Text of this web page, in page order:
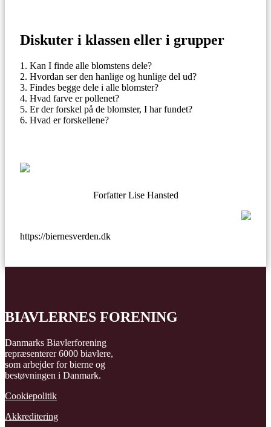
Diskuter i klassen eller i grupper
Kan I finde alle blomstens dele?
Hvordan ser den hanlige og hunlige del ud?
Findes begge dele i alle blomster?
Hvad farve er pollenet?
Er der forskel på de blomster, I har fundet?
Hvad er forskellene?
Forfatter Lise Hansted
https://biernesverden.dk
BIAVLERNES FORENING
Danmarks Biavlerforening
repræsenterer 6000 biavlere,
som arbejder for bierne og
bestøvningen i Danmark.
Cookiepolitik
Akkreditering